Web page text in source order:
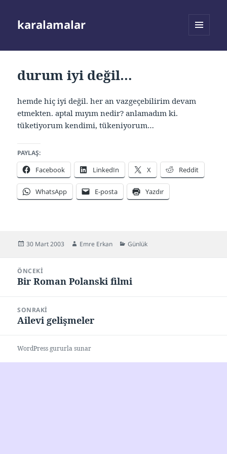
karalamalar
durum iyi değil…
hemde hiç iyi değil. her an vazgeçebilirim devam
etmekten. aptal mıyım nedir? anlamadım ki.
tüketiyorum kendimi, tükeniyorum…
PAYLAŞ:
Facebook LinkedIn X Reddit
WhatsApp E-posta Yazdır
Yayın
30 Mart 2003 Yazar
Emre Erkan Kategoriler
Günlük
gezinmesi
ÖNCEKI
Önceki
Bir Roman Polanski filmi
SONRAKI
Sonraki
Ailevi gelişmeler
WordPress gururla sunar